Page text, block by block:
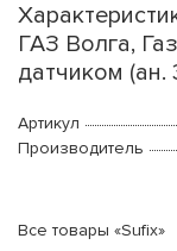
ГАЗ Волга,
датчиком (ан.
Артикул
Производитель
Все товары «Sufix»